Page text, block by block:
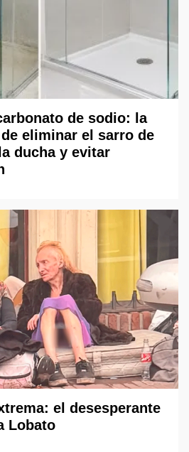
de sodio: la
eliminar el sarro de
ducha y evitar
el desesperante
Lobato